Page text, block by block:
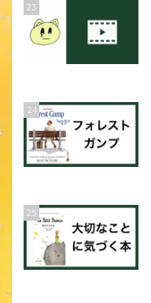
23
24
25